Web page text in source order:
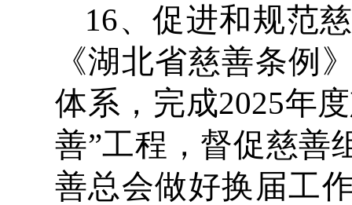
16、促进和规范
《湖北省慈善条例
体系，完成2025年
善”工程，督促慈善
善总会做好换届工